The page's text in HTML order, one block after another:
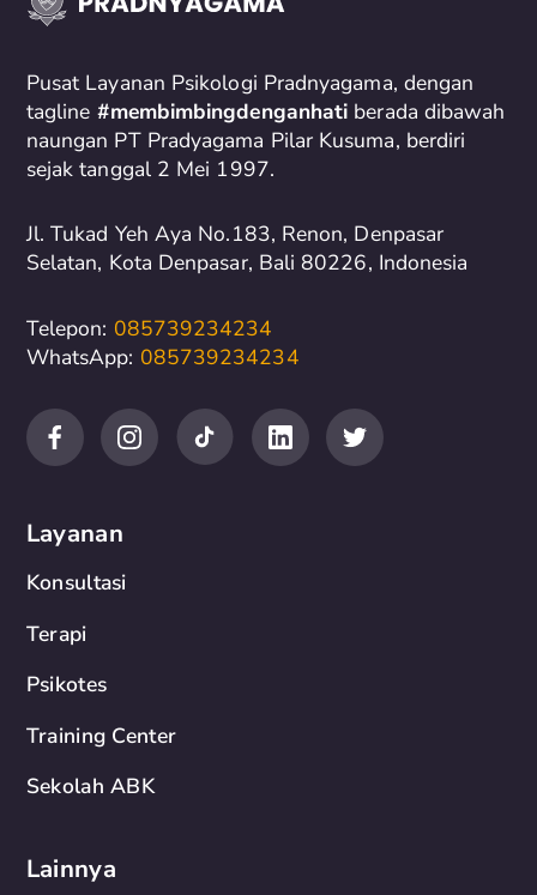
o
r
:
Pusat Layanan Psikologi Pradnyagama, dengan
tagline #membimbingdenganhati berada dibawah
naungan PT Pradyagama Pilar Kusuma, berdiri
sejak tanggal 2 Mei 1997.
Jl. Tukad Yeh Aya No.183, Renon, Denpasar
Selatan, Kota Denpasar, Bali 80226, Indonesia
Telepon: 085739234234
WhatsApp: 085739234234
Layanan
Konsultasi
Terapi
Psikotes
Training Center
Sekolah ABK
Lainnya